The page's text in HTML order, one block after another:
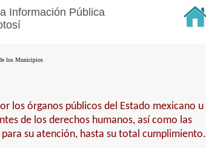
Información Pública
los Municipios
los órganos públicos del Estado mexicano u
de los derechos humanos, así como las
su atención, hasta su total cumplimiento.